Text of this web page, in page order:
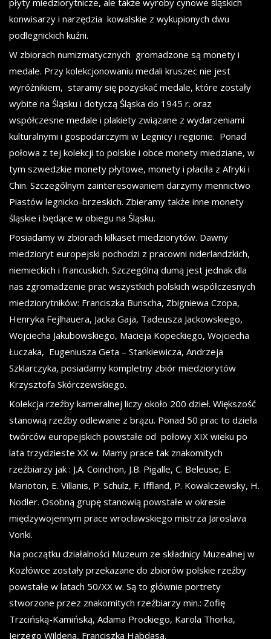
konwisarzy i narzędzia kowalskie z wykupionych dwu
podlegnickich kuźni.
W zbiorach numizmatycznych gromadzone są monety i
medale. Przy kolekcjonowaniu medali kruszec nie jest
wyróżnikiem, staramy się pozyskać medale, które zostały
wybite na Śląsku i dotyczą Śląska do 1945 r. oraz
współczesne medale i plakiety związane z wydarzeniami
kulturalnymi i gospodarczymi w Legnicy i regionie. Ponad
połowa z tej kolekcji to polskie i obce monety miedziane, w
tym szwedzkie monety płytowe, monety i płaciła z Afryki i
Chin. Szczególnym zainteresowaniem darzymy mennictwo
Piastów legnicko-brzeskich. Zbieramy także inne monety
śląskie i będące w obiegu na Śląsku.
Posiadamy w zbiorach kilkaset miedziorytów. Dawny
miedzioryt europejski pochodzi z pracowni niderlandzkich,
niemieckich i francuskich. Szczególną dumą jest jednak dla
nas zgromadzenie prac wszystkich polskich współczesnych
miedziorytników: Franciszka Bunscha, Zbigniewa Czopa,
Henryka Fejlhauera, Jacka Gaja, Tadeusza Jackowskiego,
Wojciecha Jakubowskiego, Macieja Kopeckiego, Wojciecha
Łuczaka, Eugeniusza Geta – Stankiewicza, Andrzeja
Szklarczyka, posiadamy kompletny zbiór miedziorytów
Krzysztofa Skórczewskiego.
Kolekcja rzeźby kameralnej liczy około 200 dzieł. Większość
stanowią rzeźby odlewane z brązu. Ponad 50 prac to dzieła
twórców europejskich powstałe od połowy XIX wieku po
lata trzydzieste XX w. Mamy prace tak znakomitych
rzeźbiarzy jak : J.A. Coinchon, J.B. Pigalle, C. Beleuse, E.
Marioton, E. Villanis, P. Schulz, F. Iffland, P. Kowalczewsky, H.
Nodler. Osobną grupę stanowią powstałe w okresie
międzywojennym prace wrocławskiego mistrza Jaroslava
Vonki.
Na początku działalności Muzeum ze składnicy Muzealnej w
Kozłówce zostały przekazane do zbiorów polskie rzeźby
powstałe w latach 50/XX w. Są to głównie portrety
stworzone przez znakomitych rzeźbiarzy min.: Zofię
Trzcińską-Kamińską, Adama Prockiego, Karola Thorka,
Jerzego Wildena, Franciszka Habdasa.